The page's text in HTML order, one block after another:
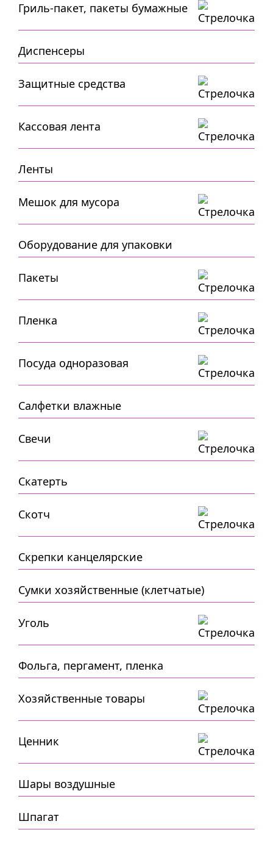
Гриль-пакет, пакеты бумажные
Диспенсеры
Защитные средства
Кассовая лента
Ленты
Мешок для мусора
Оборудование для упаковки
Пакеты
Пленка
Посуда одноразовая
Салфетки влажные
Свечи
Скатерть
Скотч
Скрепки канцелярские
Сумки хозяйственные (клетчатые)
Уголь
Фольга, пергамент, пленка
Хозяйственные товары
Ценник
Шары воздушные
Шпагат